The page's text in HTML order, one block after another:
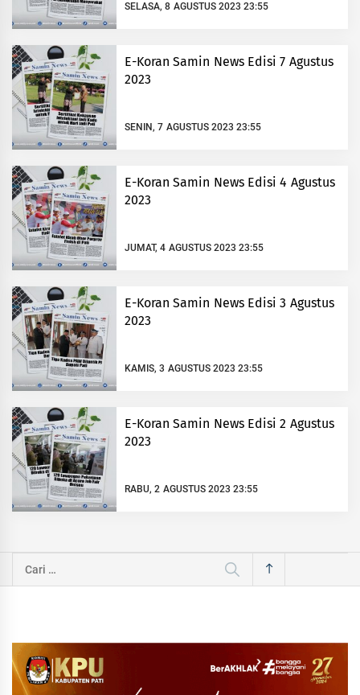
SELASA, 8 AGUSTUS 2023 23:55
E-Koran Samin News Edisi 7 Agustus
2023
SENIN, 7 AGUSTUS 2023 23:55
E-Koran Samin News Edisi 4 Agustus
2023
JUMAT, 4 AGUSTUS 2023 23:55
E-Koran Samin News Edisi 3 Agustus
2023
KAMIS, 3 AGUSTUS 2023 23:55
E-Koran Samin News Edisi 2 Agustus
2023
RABU, 2 AGUSTUS 2023 23:55
Cari
untuk: